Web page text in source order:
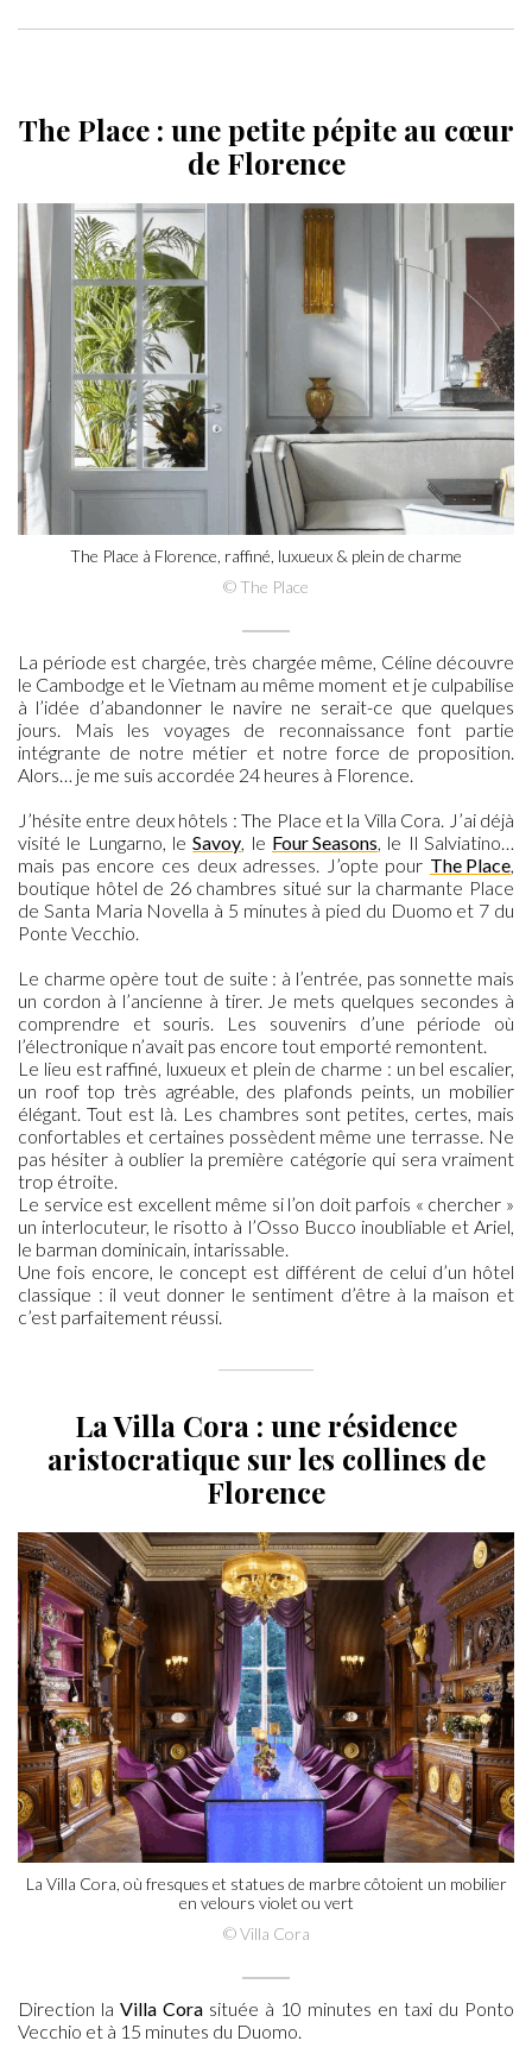
The Place : une petite pépite au cœur
de Florence
The Place à Florence, raffiné, luxueux & plein de charme
© The Place
La période est chargée, très chargée même, Céline découvre
le Cambodge et le Vietnam au même moment et je culpabilise
à l’idée d’abandonner le navire ne serait-ce que quelques
jours. Mais les voyages de reconnaissance font partie
intégrante de notre métier et notre force de proposition.
Alors… je me suis accordée 24 heures à Florence.
J’hésite entre deux hôtels : The Place et la Villa Cora. J’ai déjà
visité le Lungarno, leSavoy, le Four Seasons, le Il Salviatino…
mais pas encore ces deux adresses. J’opte pour The Place,
boutique hôtel de 26 chambres situé sur la charmante Place
de Santa Maria Novella à 5 minutes à pied du Duomo et 7 du
Ponte Vecchio.
Le charme opère tout de suite : à l’entrée, pas sonnette mais
un cordon à l’ancienne à tirer. Je mets quelques secondes à
comprendre et souris. Les souvenirs d’une période où
l’électronique n’avait pas encore tout emporté remontent.
Le lieu est raffiné, luxueux et plein de charme : un bel escalier,
un roof top très agréable, des plafonds peints, un mobilier
élégant. Tout est là. Les chambres sont petites, certes, mais
confortables et certaines possèdent même une terrasse. Ne
pas hésiter à oublier la première catégorie qui sera vraiment
trop étroite.
Le service est excellent même si l’on doit parfois « chercher »
un interlocuteur, le risotto à l’Osso Bucco inoubliable et Ariel,
le barman dominicain, intarissable.
Une fois encore, le concept est différent de celui d’un hôtel
classique : il veut donner le sentiment d’être à la maison et
c’est parfaitement réussi.
—————
La Villa Cora : une résidence
aristocratique sur les collines de
Florence
La Villa Cora, où fresques et statues de marbre côtoient un mobilier
en velours violet ou vert
© Villa Cora
Direction la Villa Cora située à 10 minutes en taxi du Ponto
Vecchio et à 15 minutes du Duomo.